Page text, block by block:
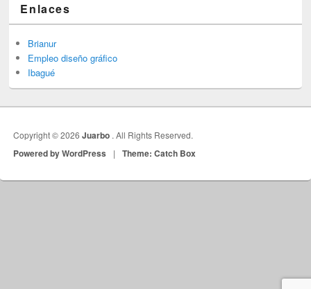
Enlaces
Brianur
Empleo diseño gráfico
Ibagué
Copyright © 2026Juarbo . All Rights Reserved.
Powered by WordPress | Theme: Catch Box